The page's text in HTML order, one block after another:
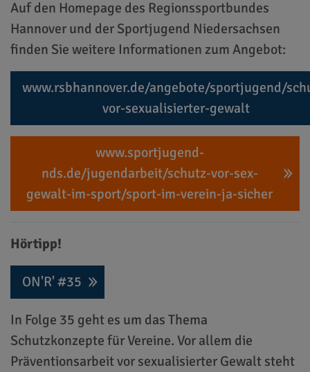
Auf den Homepage des Regionssportbundes
Hannover und der Sportjugend Niedersachsen
finden Sie weitere Informationen zum Angebot:
www.rsbhannover.de/angebote/sportjugend/
vor-sexualisierter-gewalt
www.sportjugend-
nds.de/jugendarbeit/schutz-vor-sex-
gewalt-im-sport/sport-im-verein-ja-sicher
Hörtipp!
ON'R' #35
In Folge 35 geht es um das Thema
Schutzkonzepte für Vereine. Vor allem die
Präventionsarbeit vor sexualisierter Gewalt steht